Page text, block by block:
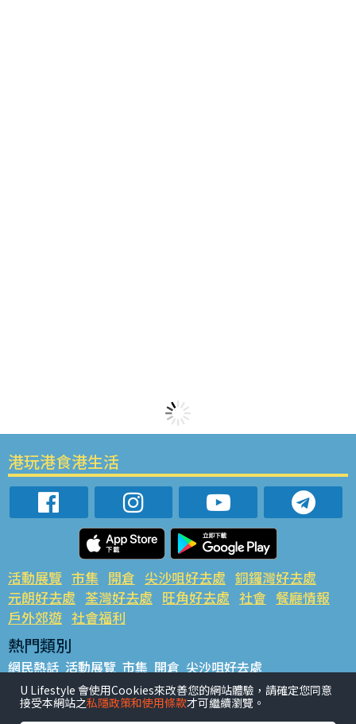
港玩港食港生活
活動展覽 市集 開倉 尖沙咀好去處 銅鑼灣好去處
元朗好去處 荃灣好去處 旺角好去處 社會 餐廳情報
戶外郊遊 社會福利
熱門類別
網民熱話 活動展覽 市集 開倉 尖沙咀好去處
銅鑼灣好去處 元朗好去處 荃灣好去處 旺角好去處 社會
餐廳情報 戶外郊遊
U Lifestyle 會使用Cookies來改善您的網站體驗，請確定您同意
接受本網站之私隱政策和使用條款才可繼續瀏覽。